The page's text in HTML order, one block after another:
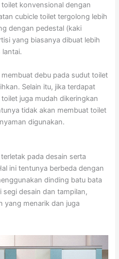
konvensional dengan
cubicle toilet tergolong lebih
dengan pedestal (kaki
yang biasanya dibuat lebih
debu pada sudut toilet
Selain itu, jika terdapat
juga mudah dikeringkan
tidak akan membuat toilet
digunakan.
pada desain serta
ini tentunya berbeda dengan
dinding batu bata
segi desain dan tampilan,
yang menarik dan juga